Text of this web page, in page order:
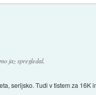
jaz spregledal.
serijsko. Tudi v tistem za 16K